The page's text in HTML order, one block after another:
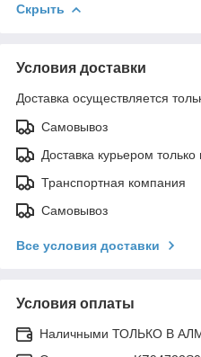
Скрыть
Условия доставки
Доставка осуществляется
Самовывоз
Доставка курьером
Транспортная компания
Самовывоз
Все условия доставки
Условия оплаты
Наличными ТОЛЬКО В